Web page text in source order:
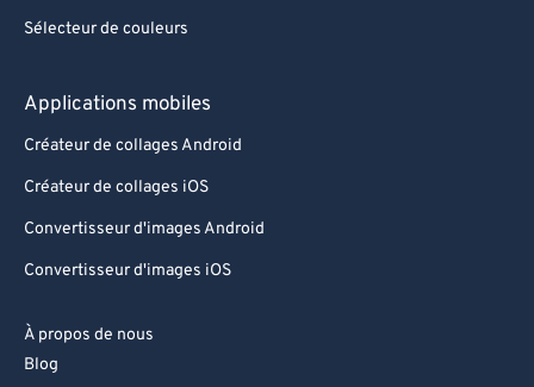
Sélecteur de couleurs
Applications mobiles
Créateur de collages Android
Créateur de collages iOS
Convertisseur d'images Android
Convertisseur d'images iOS
À propos de nous
Blog